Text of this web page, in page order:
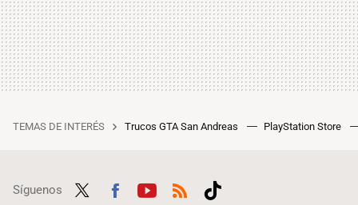
TEMAS DE INTERÉS Trucos GTA San Andreas PlayStation Store
Síguenos